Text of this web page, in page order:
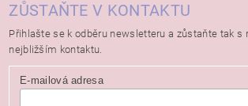
ZŮSTAŇTE V KONTAKTU
Přihlašte se k odběru newsletteru a zůstaňte tak s
nejbližším kontaktu.
E-mailová adresa